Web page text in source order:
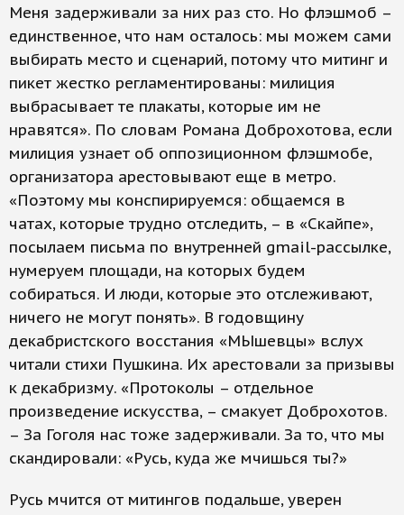
Меня задерживали за них раз сто. Но флэшмоб –
единственное, что нам осталось: мы можем сами
выбирать место и сценарий, потому что митинг и
пикет жестко регламентированы: милиция
выбрасывает те плакаты, которые им не
нравятся». По словам Романа Доброхотова, если
милиция узнает об оппозиционном флэшмобе,
организатора арестовывают еще в метро.
«Поэтому мы конспирируемся: общаемся в
чатах, которые трудно отследить, – в «Скайпе»,
посылаем письма по внутренней gmail-рассылке,
нумеруем площади, на которых будем
собираться. И люди, которые это отслеживают,
ничего не могут понять». В годовщину
декабристского восстания «МЫшевцы» вслух
читали стихи Пушкина. Их арестовали за призывы
к декабризму. «Протоколы – отдельное
произведение искусства, – смакует Доброхотов.
– За Гоголя нас тоже задерживали. За то, что мы
скандировали: «Русь, куда же мчишься ты?»
Русь мчится от митингов подальше, уверен